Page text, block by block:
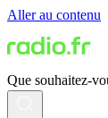
Aller au contenu
Que souhaitez-